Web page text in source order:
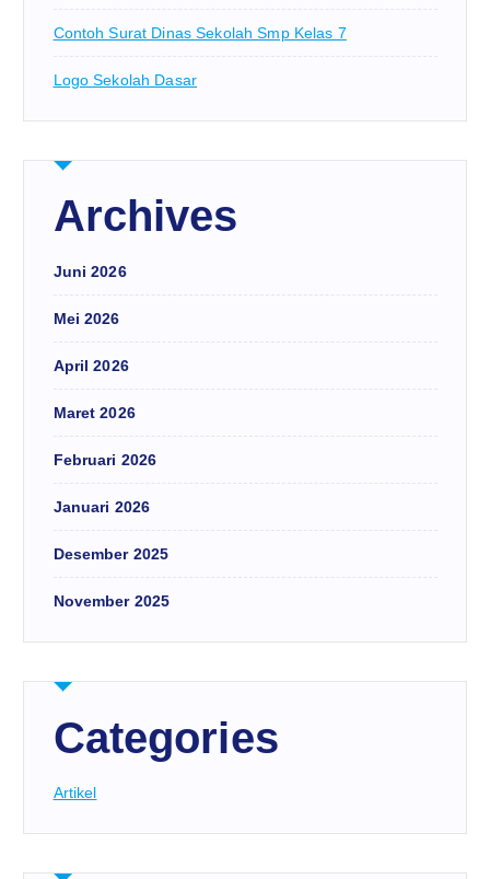
Contoh Surat Dinas Sekolah Smp Kelas 7
Logo Sekolah Dasar
Archives
Juni 2026
Mei 2026
April 2026
Maret 2026
Februari 2026
Januari 2026
Desember 2025
November 2025
Categories
Artikel